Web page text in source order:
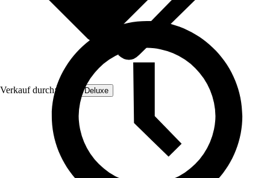
Verkauf durch: Home Deluxe